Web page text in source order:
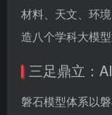
材料、天文、环
造八个学科大模型
三足鼎立：
磐石模型体系以